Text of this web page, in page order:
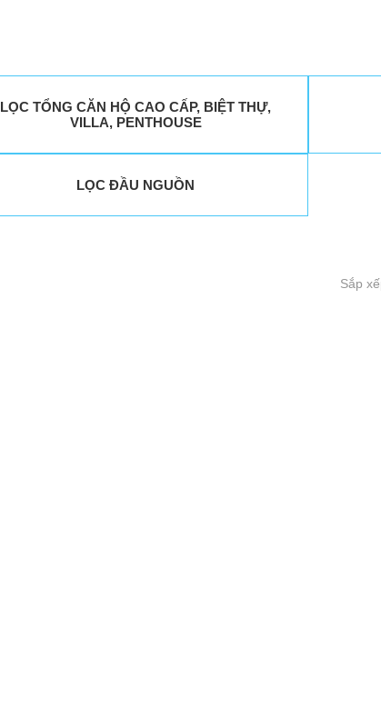
LỌC TỔNG CĂN HỘ CAO CẤP, BIỆT THỰ,
VILLA, PENTHOUSE
LỌC ĐẦU NGUỒN
Sắp